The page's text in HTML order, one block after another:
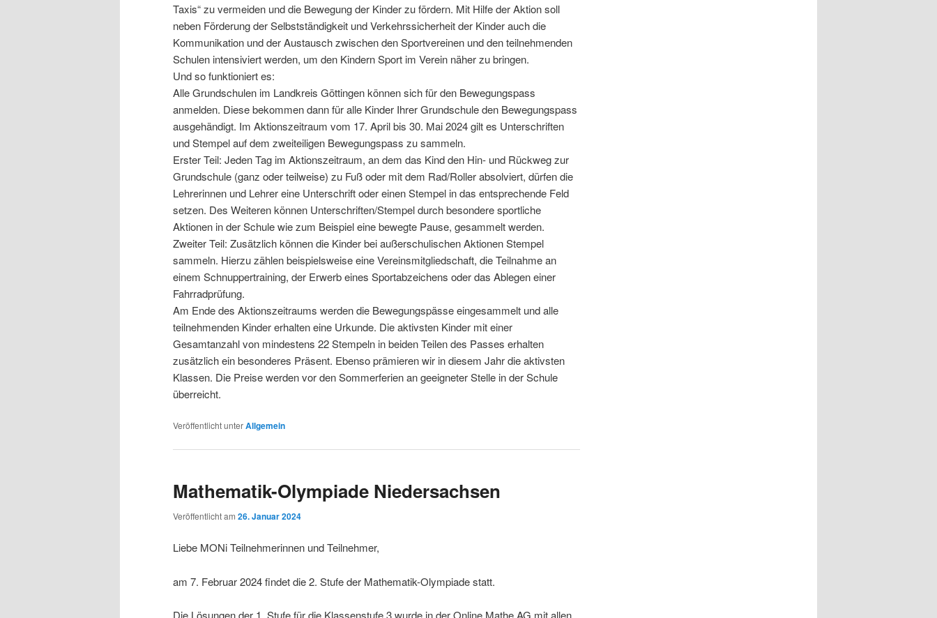
Taxis“ zu vermeiden und die Bewegung der Kinder zu fördern. Mit Hilfe der Aktion soll
neben Förderung der Selbstständigkeit und Verkehrssicherheit der Kinder auch die
Kommunikation und der Austausch zwischen den Sportvereinen und den teilnehmenden
Schulen intensiviert werden, um den Kindern Sport im Verein näher zu bringen.
Und so funktioniert es:
Alle Grundschulen im Landkreis Göttingen können sich für den Bewegungspass
anmelden. Diese bekommen dann für alle Kinder Ihrer Grundschule den Bewegungspass
ausgehändigt. Im Aktionszeitraum vom 17. April bis 30. Mai 2024 gilt es Unterschriften
und Stempel auf dem zweiteiligen Bewegungspass zu sammeln.
Erster Teil: Jeden Tag im Aktionszeitraum, an dem das Kind den Hin- und Rückweg zur
Grundschule (ganz oder teilweise) zu Fuß oder mit dem Rad/Roller absolviert, dürfen die
Lehrerinnen und Lehrer eine Unterschrift oder einen Stempel in das entsprechende Feld
setzen. Des Weiteren können Unterschriften/Stempel durch besondere sportliche
Aktionen in der Schule wie zum Beispiel eine bewegte Pause, gesammelt werden.
Zweiter Teil: Zusätzlich können die Kinder bei außerschulischen Aktionen Stempel
sammeln. Hierzu zählen beispielsweise eine Vereinsmitgliedschaft, die Teilnahme an
einem Schnuppertraining, der Erwerb eines Sportabzeichens oder das Ablegen einer
Fahrradprüfung.
Am Ende des Aktionszeitraums werden die Bewegungspässe eingesammelt und alle
teilnehmenden Kinder erhalten eine Urkunde. Die aktivsten Kinder mit einer
Gesamtanzahl von mindestens 22 Stempeln in beiden Teilen des Passes erhalten
zusätzlich ein besonderes Präsent. Ebenso prämieren wir in diesem Jahr die aktivsten
Klassen. Die Preise werden vor den Sommerferien an geeigneter Stelle in der Schule
überreicht.
Veröffentlicht unterAllgemein
Mathematik-Olympiade Niedersachsen
Veröffentlicht am 26. Januar 2024
Liebe MONi Teilnehmerinnen und Teilnehmer,
am 7. Februar 2024 findet die 2. Stufe der Mathematik-Olympiade statt.
Die Lösungen der 1. Stufe für die Klassenstufe 3 wurde in der Online Mathe AG mit allen